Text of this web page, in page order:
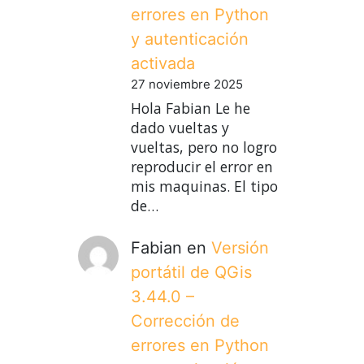
errores en Python
y autenticación
activada
27 noviembre 2025
Hola Fabian Le he
dado vueltas y
vueltas, pero no logro
reproducir el error en
mis maquinas. El tipo
de…
Fabian en Versión
portátil de QGis
3.44.0 –
Corrección de
errores en Python